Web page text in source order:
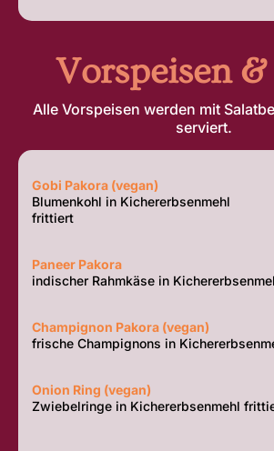
Vorspeisen &
Alle Vorspeisen werden mit
serviert.
Gobi Pakora (vegan)
Blumenkohl in Kichererbsenmehl
frittiert
Paneer Pakora
indischer Rahmkäse in
Champignon Pakora (vegan)
frische Champignons in
Onion Ring (vegan)
Zwiebelringe in Kichererbsenmehl